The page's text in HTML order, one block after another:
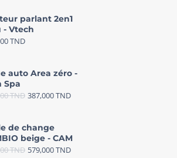
parlant 2en1
- Vtech
TND
auto Area zéro -
Spa
TND 387,000TND
de change
beige - CAM
TND 579,000TND